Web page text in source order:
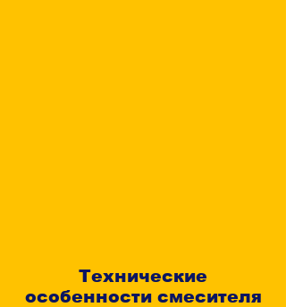
Технические
особенности смесителя